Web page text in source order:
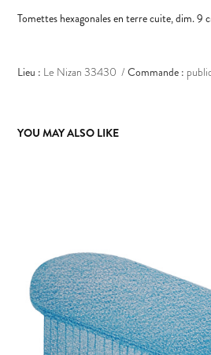
Tomettes hexagonales en terre cuite, dim. 9
Lieu : Le Nizan 33430 /Commande :
YOU MAY ALSO LIKE